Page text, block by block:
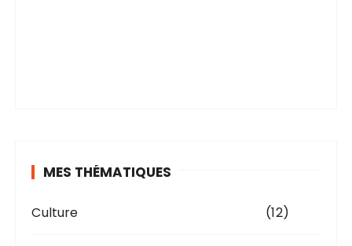
MES THÉMATIQUES
Culture (12)